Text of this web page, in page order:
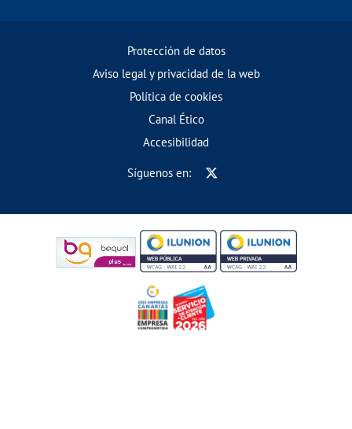
Protección de datos
Aviso legal y privacidad de la web
Política de cookies
Canal Ético
Accesibilidad
Síguenos en: